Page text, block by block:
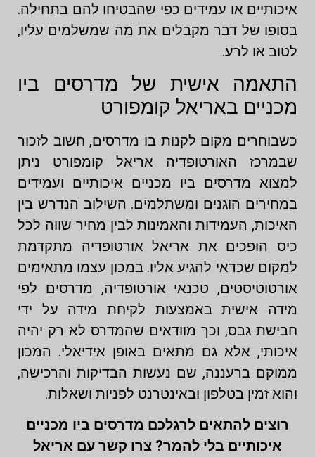
איכותיים או עמידים כפי שהבטיחו להם בתחילה.
בסופו של דבר מקבלים את מה שמשלמים עליו,
לטוב או לרע.
התאמה אישית של מדרסים ביו
מכניים באריאל קומפורט
כשבוחרים מקום לקנות בו מדרסים, חשוב לזכור
שבמרכז האורטופדיה אריאל קומפורט ניתן
למצוא מדרסים ביו מכניים איכותיים ועמידים
במחירים הוגנים ומשתלמים. השילוב הנדרש בין
האיכות, העמידות והאמינות לבין מחיר שווה לכל
כיס הופכים את אריאל אורטופדיה מתקדמת
למקום שכדאי להגיע אליו. במכון עצמו מתאימים
אורטוטיסטים, טכנאי אורטופדיה, מדרסים לפי
מידה אישית באמצעות לקיחת מידה על ידי
חבישת גבס, וכך מוודאים שהמדרס לא רק יהיה
איכותי, אלא גם מתאים באופן אידיאלי. המכון
ממוקם ברעננה, שם נעשות הבדיקות והרכישה,
והוא זמין בטלפון ובאינטרנט לפניות ושאלות.
רוצים להתאים לרגלכם מדרסים ביו מכניים
איכותיים בלי להמר? צרו קשר עם אריאל